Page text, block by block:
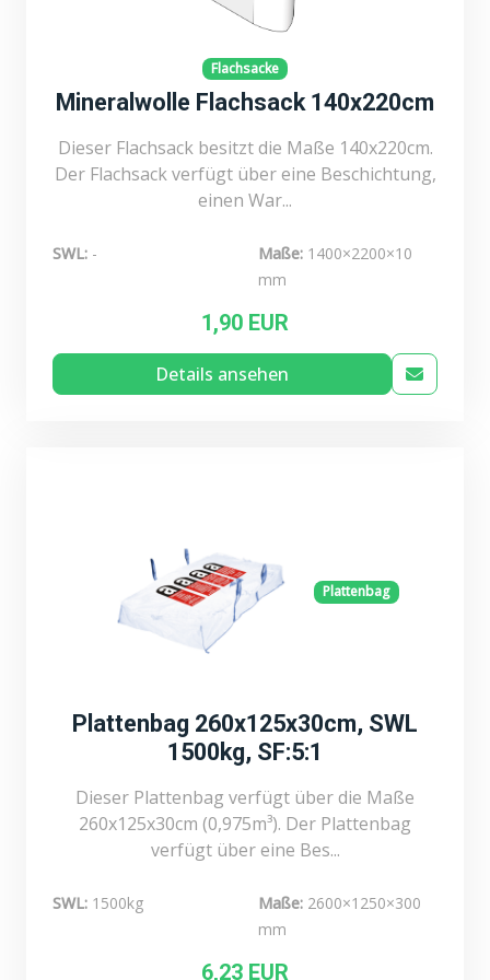
Flachsacke
Mineralwolle Flachsack 140x220cm
Dieser Flachsack besitzt die Maße 140x220cm.
Der Flachsack verfügt über eine Beschichtung,
einen War...
SWL: - Maße: 1400×2200×10
mm
1,90 EUR
Details ansehen
Plattenbag
Plattenbag 260x125x30cm, SWL
1500kg, SF:5:1
Dieser Plattenbag verfügt über die Maße
260x125x30cm (0,975m³). Der Plattenbag
verfügt über eine Bes...
SWL: 1500kg Maße: 2600×1250×300
mm
6,23 EUR